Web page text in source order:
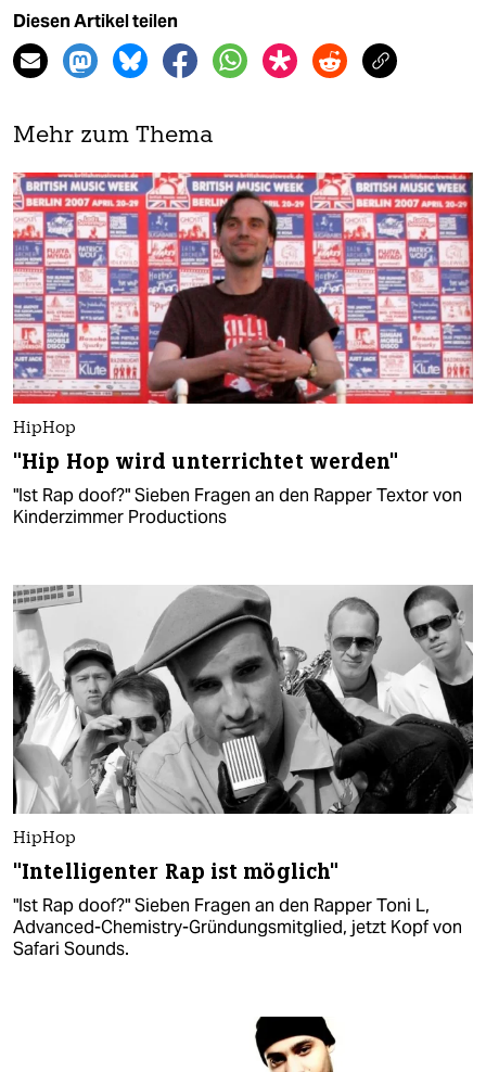
Diesen Artikel teilen
Mehr zum Thema
HipHop
"Hip Hop wird unterrichtet werden"
"Ist Rap doof?" Sieben Fragen an den Rapper Textor von
Kinderzimmer Productions
HipHop
"Intelligenter Rap ist möglich"
"Ist Rap doof?" Sieben Fragen an den Rapper Toni L,
Advanced-Chemistry-Gründungsmitglied, jetzt Kopf von
Safari Sounds.